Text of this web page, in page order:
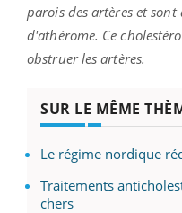
parois des artères et
d'athérome. Ce
obstruer les artères.
SUR LE MÊME
Le régime nordique
Traitements
chers